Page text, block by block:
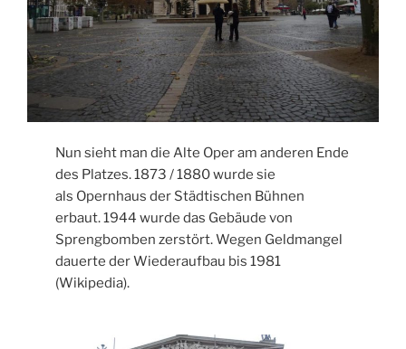
Nun sieht man die Alte Oper am anderen Ende
des Platzes. 1873 / 1880 wurde sie
als Opernhaus der Städtischen Bühnen
erbaut. 1944 wurde das Gebäude von
Sprengbomben zerstört. Wegen Geldmangel
dauerte der Wiederaufbau bis 1981
(Wikipedia).